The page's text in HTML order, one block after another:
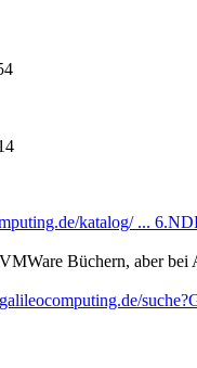
katalog/ ...
Büchern, aber bei